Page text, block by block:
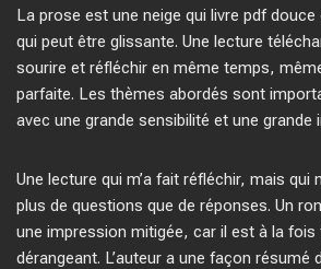
La prose est une neige qui livre pdf
qui peut être glissante. Une lecture
sourire et réfléchir en même temps,
parfaite. Les thèmes abordés sont
avec une grande sensibilité et une grande
Une lecture qui m’a fait réfléchir, mais qui
plus de questions que de réponses. Un
une impression mitigée, car il est à la
dérangeant. L’auteur a une façon résumé